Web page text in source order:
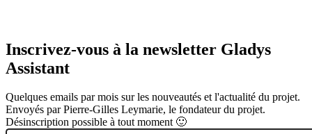
Inscrivez-vous à la newsletter Gladys
Assistant
Quelques emails par mois sur les nouveautés et l'actualité du projet.
Envoyés par Pierre-Gilles Leymarie, le fondateur du projet.
Désinscription possible à tout moment 🙂